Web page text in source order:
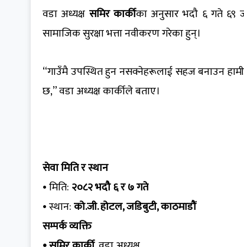
वडा अध्यक्ष समिर कार्कीका अनुसार भदौ ६ गते ६९
सामाजिक सुरक्षा भत्ता नवीकरण गरेका हुन्।
“गाउँमै उपस्थित हुन नसक्नेहरूलाई सहज बनाउन
छ,” वडा अध्यक्ष कार्कीले बताए।
सेवा मिति र स्थान
• मिति: २०८२ भदौ ६ र ७ गते
• स्थान:को.जी. होटल, जडिबुटी, काठमाडौं
सम्पर्क व्यक्ति